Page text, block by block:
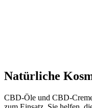
Natürliche
CBD-Öle und CBD-